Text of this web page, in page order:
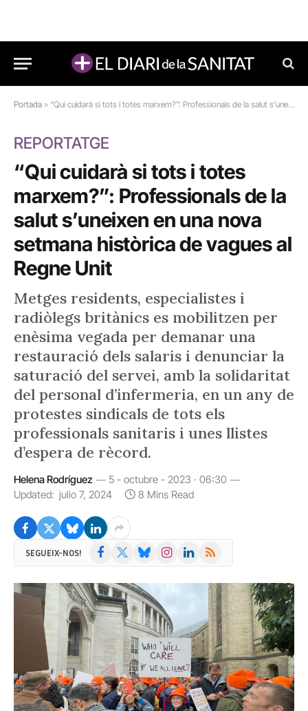
Portada » “Qui cuidarà si tots i totes marxem?”: Professionals de la salut s’uneixen en una nova setmana històrica de vagues al Regne Unit
REPORTATGE
“Qui cuidarà si tots i totes
marxem?”: Professionals de la
salut s’uneixen en una nova
setmana històrica de vagues al
Regne Unit
Metges residents, especialistes i
radiòlegs britànics es mobilitzen per
enèsima vegada per demanar una
restauració dels salaris i denunciar la
saturació del servei, amb la solidaritat
del personal d’infermeria, en un any de
protestes sindicals de tots els
professionals sanitaris i unes llistes
d’espera de rècord.
Helena Rodríguez
5 - octubre - 2023 · 06:30
Updated: julio 7, 2024 8 Mins Read
SEGUEIX-NOS! Facebook BlueskyInstagramLinkedIn
RSS